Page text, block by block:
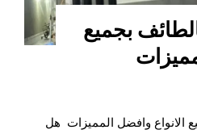
بجميع
الانواع وافضل المميزات هل